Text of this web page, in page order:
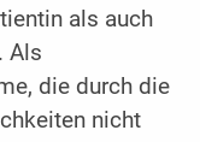
als auch
Als
die durch die
nicht